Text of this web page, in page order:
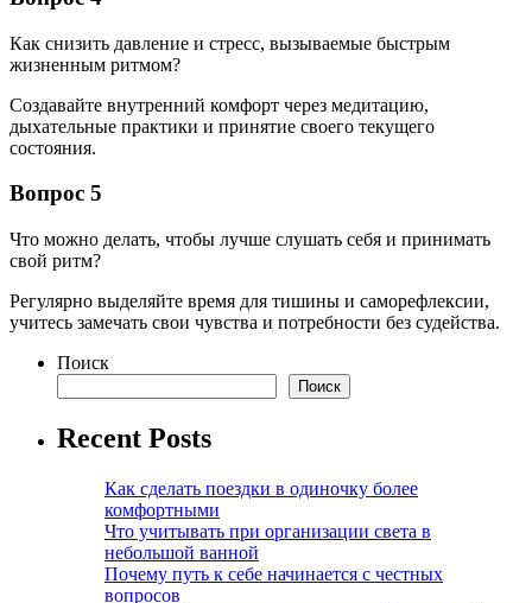
Как снизить давление и стресс, вызываемые быстрым
жизненным ритмом?
Создавайте внутренний комфорт через медитацию,
дыхательные практики и принятие своего текущего
состояния.
Вопрос 5
Что можно делать, чтобы лучше слушать себя и принимать
свой ритм?
Регулярно выделяйте время для тишины и саморефлексии,
учитесь замечать свои чувства и потребности без судейства.
Поиск
Поиск
Recent Posts
Как сделать поездки в одиночку более
комфортными
Что учитывать при организации света в
небольшой ванной
Почему путь к себе начинается с честных
вопросов